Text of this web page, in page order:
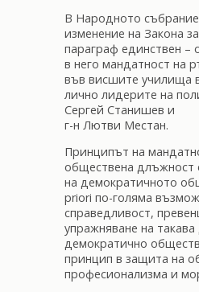
В Народното събрание
изменение на Закона
параграф единствен –
в него мандатност на
във висшите училища
лично лидерите на
Сергей Станишев и
г-н Лютви Местан.
Принципът на
обществена длъжност
на демократичното
priori по-голяма
справедливост,
упражняване на
демократично
принцип в защита на
професионализма и